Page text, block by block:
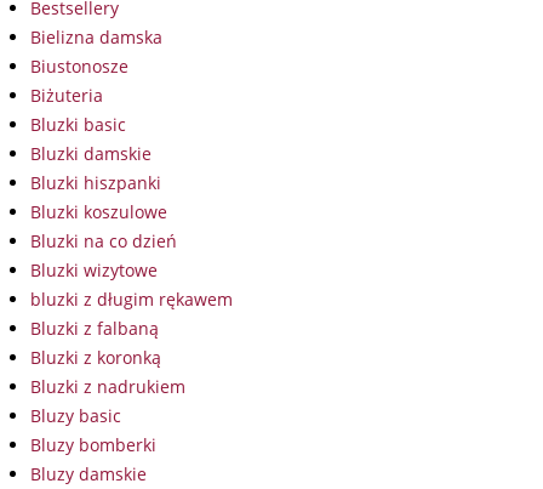
Bestsellery
Bielizna damska
Biustonosze
Biżuteria
Bluzki basic
Bluzki damskie
Bluzki hiszpanki
Bluzki koszulowe
Bluzki na co dzień
Bluzki wizytowe
bluzki z długim rękawem
Bluzki z falbaną
Bluzki z koronką
Bluzki z nadrukiem
Bluzy basic
Bluzy bomberki
Bluzy damskie